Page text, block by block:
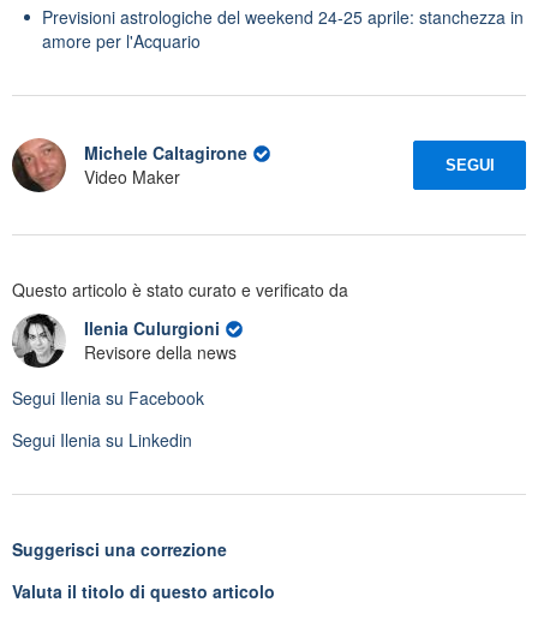
Previsioni astrologiche del weekend 24-25 aprile: stanchezza in
amore per l'Acquario
Michele Caltagirone
Video Maker
SEGUI
Questo articolo è stato curato e verificato da
Ilenia Culurgioni
Revisore della news
Segui Ilenia su Facebook
Segui Ilenia su Linkedin
Suggerisci una correzione
Valuta il titolo di questo articolo